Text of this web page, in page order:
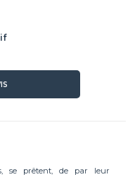
se prêtent, de par leur